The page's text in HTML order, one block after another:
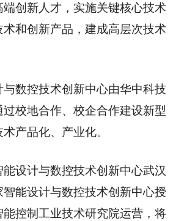
创新人才，实施关键核心技术
和创新产品，建成高层次技术
与数控技术创新中心由华中科技
校地合作、校企合作建设新型
产品化、产业化。
设计与数控技术创新中心武汉
能设计与数控技术创新中心授
控制工业技术研究院运营，将